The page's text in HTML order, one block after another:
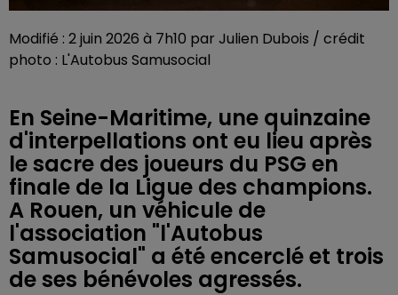
Modifié : 2 juin 2026 à 7h10 par Julien Dubois / crédit
photo : L'Autobus Samusocial
En Seine-Maritime, une quinzaine
d'interpellations ont eu lieu après
le sacre des joueurs du PSG en
finale de la Ligue des champions.
A Rouen, un véhicule de
l'association "l'Autobus
Samusocial" a été encerclé et trois
de ses bénévoles agressés.